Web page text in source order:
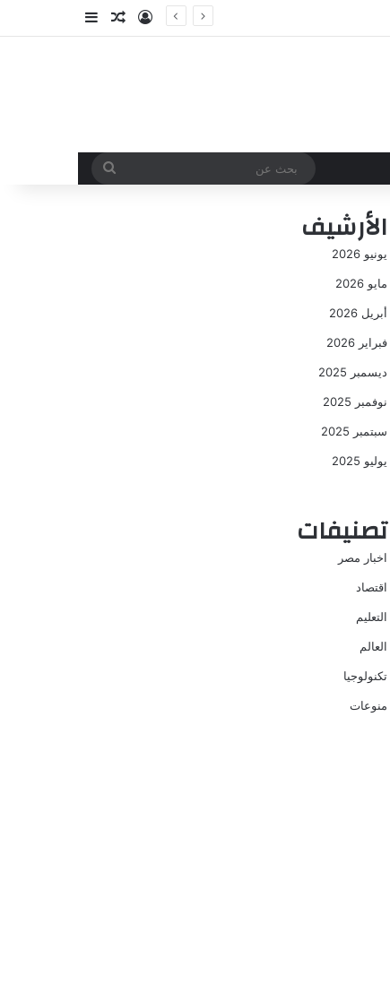
تسجيل الدخول
مقال عشوائي
إضافة عمود
بحث
الأرشيف
يونيو 2026
مايو 2026
أبريل 2026
فبراير 2026
ديسمبر 2025
نوفمبر 2025
سبتمبر 2025
يوليو 2025
تصنيفات
اخبار مصر
اقتصاد
التعليم
العالم
تكنولوجيا
منوعات